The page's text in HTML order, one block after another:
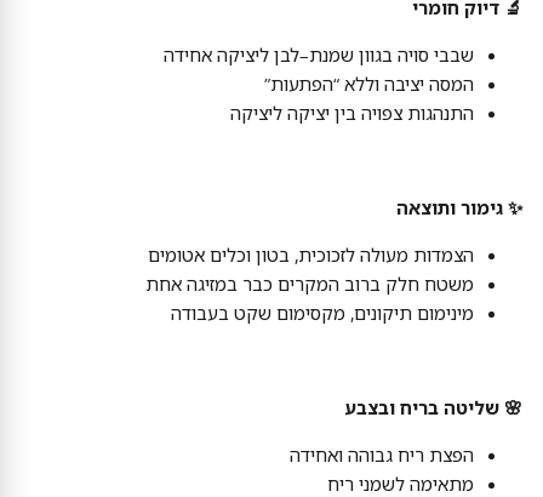
🔬 דיוק חומרי
שבבי סויה בגוון שמנת–לבן ליציקה אחידה
המסה יציבה וללא “הפתעות”
התנהגות צפויה בין יציקה ליציקה
✨ גימור ותוצאה
הצמדות מעולה לזכוכית, בטון וכלים אטומים
משטח חלק ברוב המקרים כבר במזיגה אחת
מינימום תיקונים, מקסימום שקט בעבודה
🌸 שליטה בריח ובצבע
הפצת ריח גבוהה ואחידה
מתאימה לשמני ריח